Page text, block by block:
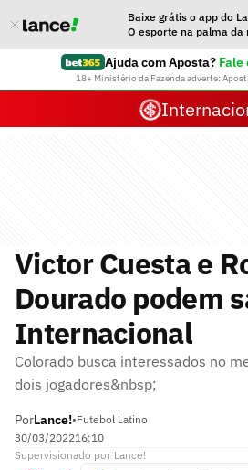
Baixe grátis o app do
O esporte na palma da
Ajuda com Aposta? Fale
18+ Ministério da Fazenda adverte:
Victor Cuesta e
Dourado podem
Internacional
Colorado busca interessados no
dois jogadores&nbsp;
PorLance!•Futebol Latino
30/03/202216:10
Supervisionado por Lance!